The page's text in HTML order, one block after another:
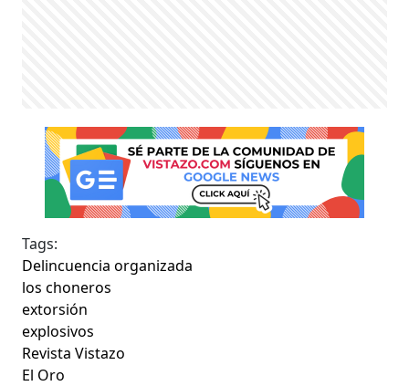
Tags:
Delincuencia organizada
los choneros
extorsión
explosivos
Revista Vistazo
El Oro